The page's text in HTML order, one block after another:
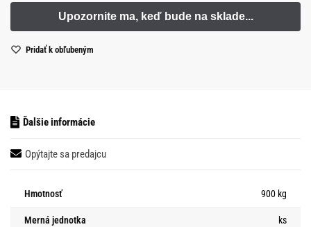
Pridať k obľubeným
Ďalšie informácie
Opýtajte sa predajcu
Hmotnosť 900 kg
Merná jednotka ks